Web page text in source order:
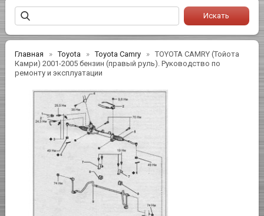
Главная Toyota Toyota Camry
TOYOTA CAMRY (Тойота
Камри) 2001-2005 бензин (правый руль). Руководство по
ремонту и эксплуатации